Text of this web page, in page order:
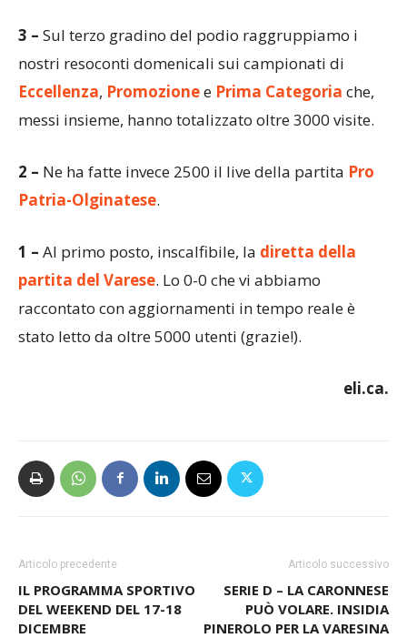
3 – Sul terzo gradino del podio raggruppiamo i
nostri resoconti domenicali sui campionati di
Eccellenza, Promozionee Prima Categoria che,
messi insieme, hanno totalizzato oltre 3000 visite.
2 – Ne ha fatte invece 2500 il live della partita Pro
Patria-Olginatese.
1 – Al primo posto, inscalfibile, la diretta della
partita del Varese. Lo 0-0 che vi abbiamo
raccontato con aggiornamenti in tempo reale è
stato letto da oltre 5000 utenti (grazie!).
eli.ca.
Articolo precedente
IL PROGRAMMA SPORTIVO
DEL WEEKEND DEL 17-18
DICEMBRE
Articolo successivo
SERIE D – LA CARONNESE
PUÒ VOLARE. INSIDIA
PINEROLO PER LA VARESINA